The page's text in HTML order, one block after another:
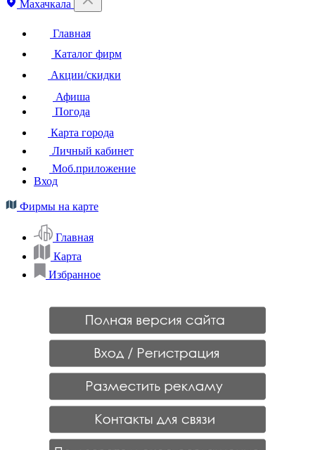
Махачкала
Главная
Каталог фирм
Акции/скидки
Афиша
Погода
Карта города
Личный кабинет
Моб.приложение
Вход
Фирмы на карте
Главная
Карта
Избранное